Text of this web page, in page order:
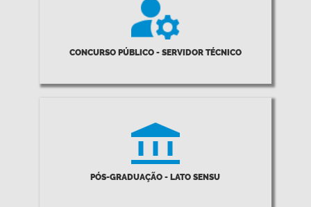
CONCURSO PÚBLICO - SERVIDOR TÉCNICO
PÓS-GRADUAÇÃO - LATO SENSU